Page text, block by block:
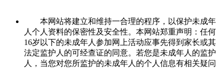
本网站将建立和维持一合理的程序，以保护未成年
人个人资料的保密性及安全性。本网站郑重声明：任何
16岁以下的未成年人参加网上活动应事先得到家长或其
法定监护人的可经查证的同意。若您是未成年人的监护
人，当您对您所监护的未成年人的个人信息有相关疑问